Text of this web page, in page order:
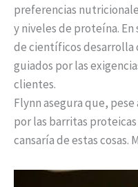
preferencias
y niveles de proteína. En
de científicos
guiados por las
clientes.
Flynn asegura que,
por las barritas
cansaría de estas cosas.